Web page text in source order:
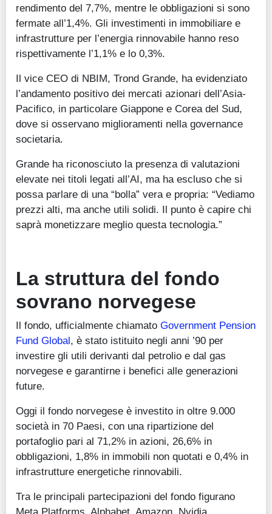
rendimento del 7,7%, mentre le obbligazioni si sono
fermate all’1,4%. Gli investimenti in immobiliare e
infrastrutture per l’energia rinnovabile hanno reso
rispettivamente l’1,1% e lo 0,3%.
Il vice CEO di NBIM, Trond Grande, ha evidenziato
l’andamento positivo dei mercati azionari dell’Asia-
Pacifico, in particolare Giappone e Corea del Sud,
dove si osservano miglioramenti nella governance
societaria.
Grande ha riconosciuto la presenza di valutazioni
elevate nei titoli legati all’AI, ma ha escluso che si
possa parlare di una “bolla” vera e propria: “Vediamo
prezzi alti, ma anche utili solidi. Il punto è capire chi
saprà monetizzare meglio questa tecnologia.”
La struttura del fondo
sovrano norvegese
Il fondo, ufficialmente chiamato Government Pension
Fund Global, è stato istituito negli anni ’90 per
investire gli utili derivanti dal petrolio e dal gas
norvegese e garantirne i benefici alle generazioni
future.
Oggi il fondo norvegese è investito in oltre 9.000
società in 70 Paesi, con una ripartizione del
portafoglio pari al 71,2% in azioni, 26,6% in
obbligazioni, 1,8% in immobili non quotati e 0,4% in
infrastrutture energetiche rinnovabili.
Tra le principali partecipazioni del fondo figurano